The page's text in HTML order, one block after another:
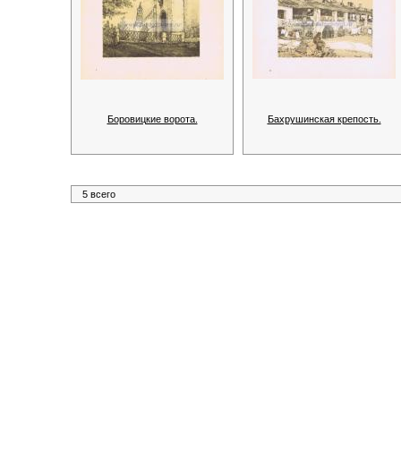
Боровицкие ворота. Бахрушинская крепость.
5 всего